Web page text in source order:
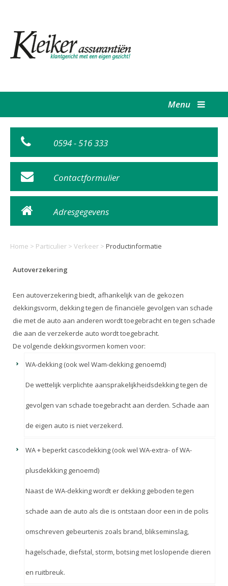
Menu
0594 - 516 333
Contactformulier
Adresgegevens
Home > Particulier > Verkeer > Productinformatie
Autoverzekering
Een autoverzekering biedt, afhankelijk van de gekozen
dekkingsvorm, dekking tegen de financiële gevolgen van schade
die met de auto aan anderen wordt toegebracht en tegen schade
die aan de verzekerde auto wordt toegebracht.
De volgende dekkingsvormen komen voor:
WA-dekking (ook wel Wam-dekking genoemd)
De wettelijk verplichte aansprakelijkheidsdekking tegen de
gevolgen van schade toegebracht aan derden. Schade aan
de eigen auto is niet verzekerd.
WA + beperkt cascodekking (ook wel WA-extra- of WA-
plusdekkking genoemd)
Naast de WA-dekking wordt er dekking geboden tegen
schade aan de auto als die is ontstaan door een in de polis
omschreven gebeurtenis zoals brand, blikseminslag,
hagelschade, diefstal, storm, botsing met loslopende dieren
en ruitbreuk.